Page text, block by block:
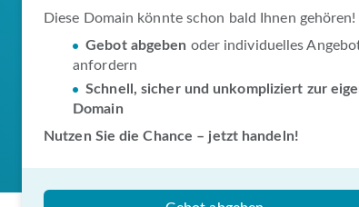
Diese Domain könnte schon bald Ihnen gehören!
Gebot abgeben oder individuelles
anfordern
Schnell, sicher und unkompliziert zur
Domain
Nutzen Sie die Chance – jetzt handeln!